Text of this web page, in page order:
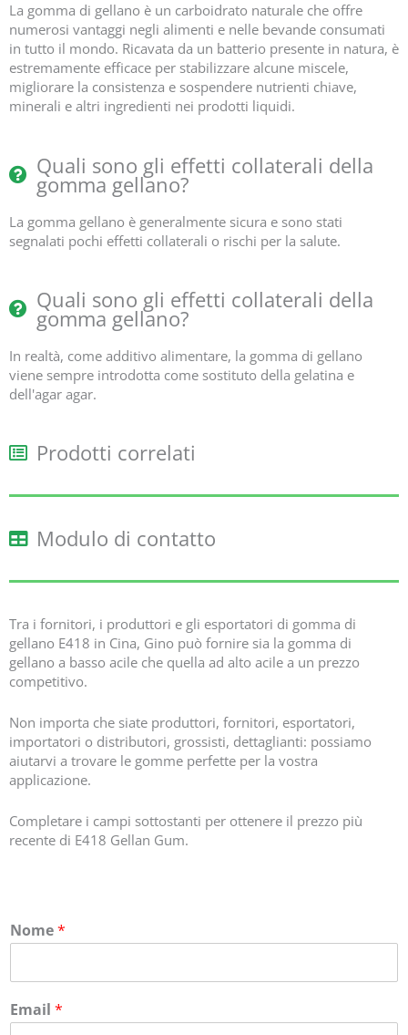
La gomma di gellano è un carboidrato naturale che offre
numerosi vantaggi negli alimenti e nelle bevande consumati
in tutto il mondo. Ricavata da un batterio presente in natura, è
estremamente efficace per stabilizzare alcune miscele,
migliorare la consistenza e sospendere nutrienti chiave,
minerali e altri ingredienti nei prodotti liquidi.
Quali sono gli effetti collaterali della
gomma gellano?
La gomma gellano è generalmente sicura e sono stati
segnalati pochi effetti collaterali o rischi per la salute.
Quali sono gli effetti collaterali della
gomma gellano?
In realtà, come additivo alimentare, la gomma di gellano
viene sempre introdotta come sostituto della gelatina e
dell'agar agar.
Prodotti correlati
Modulo di contatto
Tra i fornitori, i produttori e gli esportatori di gomma di
gellano E418 in Cina, Gino può fornire sia la gomma di
gellano a basso acile che quella ad alto acile a un prezzo
competitivo.
Non importa che siate produttori, fornitori, esportatori,
importatori o distributori, grossisti, dettaglianti: possiamo
aiutarvi a trovare le gomme perfette per la vostra
applicazione.
Completare i campi sottostanti per ottenere il prezzo più
recente di E418 Gellan Gum.
Nome*
Email *